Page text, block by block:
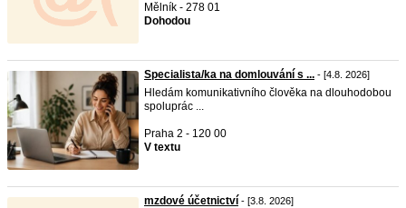
Mělník - 278 01
Dohodou
Specialista/ka na domlouvání s ... - [4.8. 2026]
Hledám komunikativního člověka na dlouhodobou
spoluprác ...
Praha 2 - 120 00
V textu
mzdové účetnictví - [3.8. 2026]